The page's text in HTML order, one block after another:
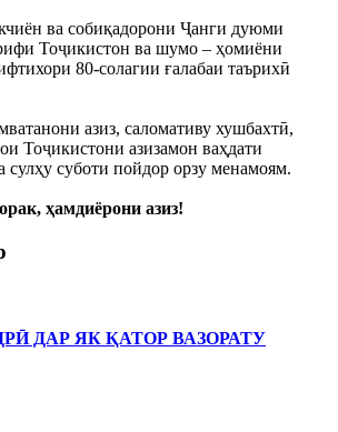
ва собиқадорони Ҷанги дуюми
Тоҷикистон ва шумо – ҳомиёни
80-солагии ғалабаи таърихӣ
азиз, саломативу хушбахтӣ,
Тоҷикистони азизамон ваҳдати
суботи пойдор орзу менамоям.
ҳамдиёрони азиз!
ДАР ЯК ҚАТОР ВАЗОРАТУ